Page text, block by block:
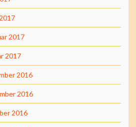
2017
2017
2016
2016
2016